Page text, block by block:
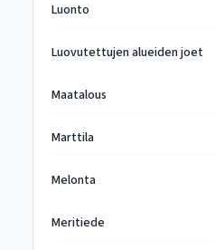
Luonto
Luovutettujen alueiden joet
Maatalous
Marttila
Melonta
Meritiede